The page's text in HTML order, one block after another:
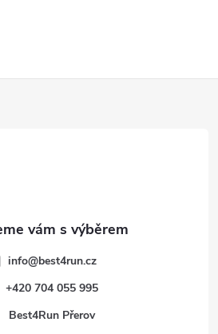
info@best4run.cz
+420 704 055 995
Best4Run Přerov